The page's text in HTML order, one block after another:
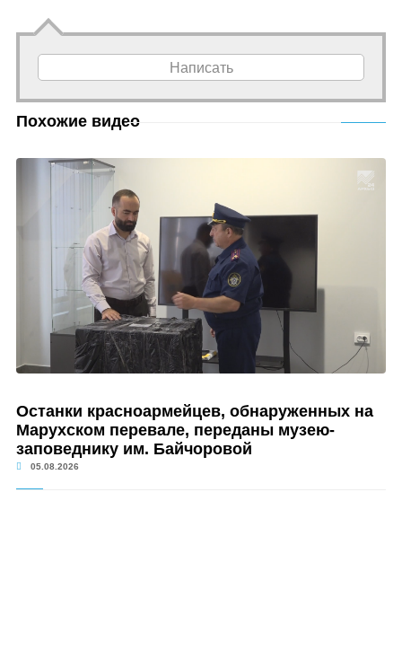
Написать
Похожие видео
Останки красноармейцев, обнаруженных на
Марухском перевале, переданы музею-
заповеднику им. Байчоровой
05.08.2026